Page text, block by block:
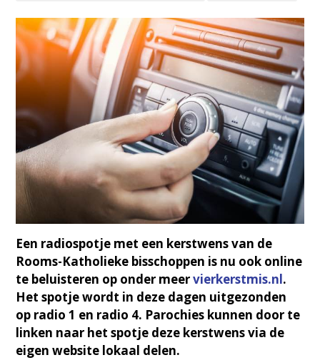
Een radiospotje met een kerstwens van de
Rooms-Katholieke bisschoppen is nu ook online
te beluisteren op onder meervierkerstmis.nl.
Het spotje wordt in deze dagen uitgezonden
op radio 1 en radio 4. Parochies kunnen door te
linken naar het spotje deze kerstwens via de
eigen website lokaal delen.